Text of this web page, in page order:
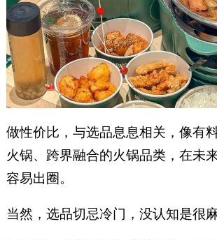
做性价比，与选品息息相关，像有
火锅、跨界融合的火锅品类，在未
容易出圈。
当然，选品切忌冷门，没认知是很麻